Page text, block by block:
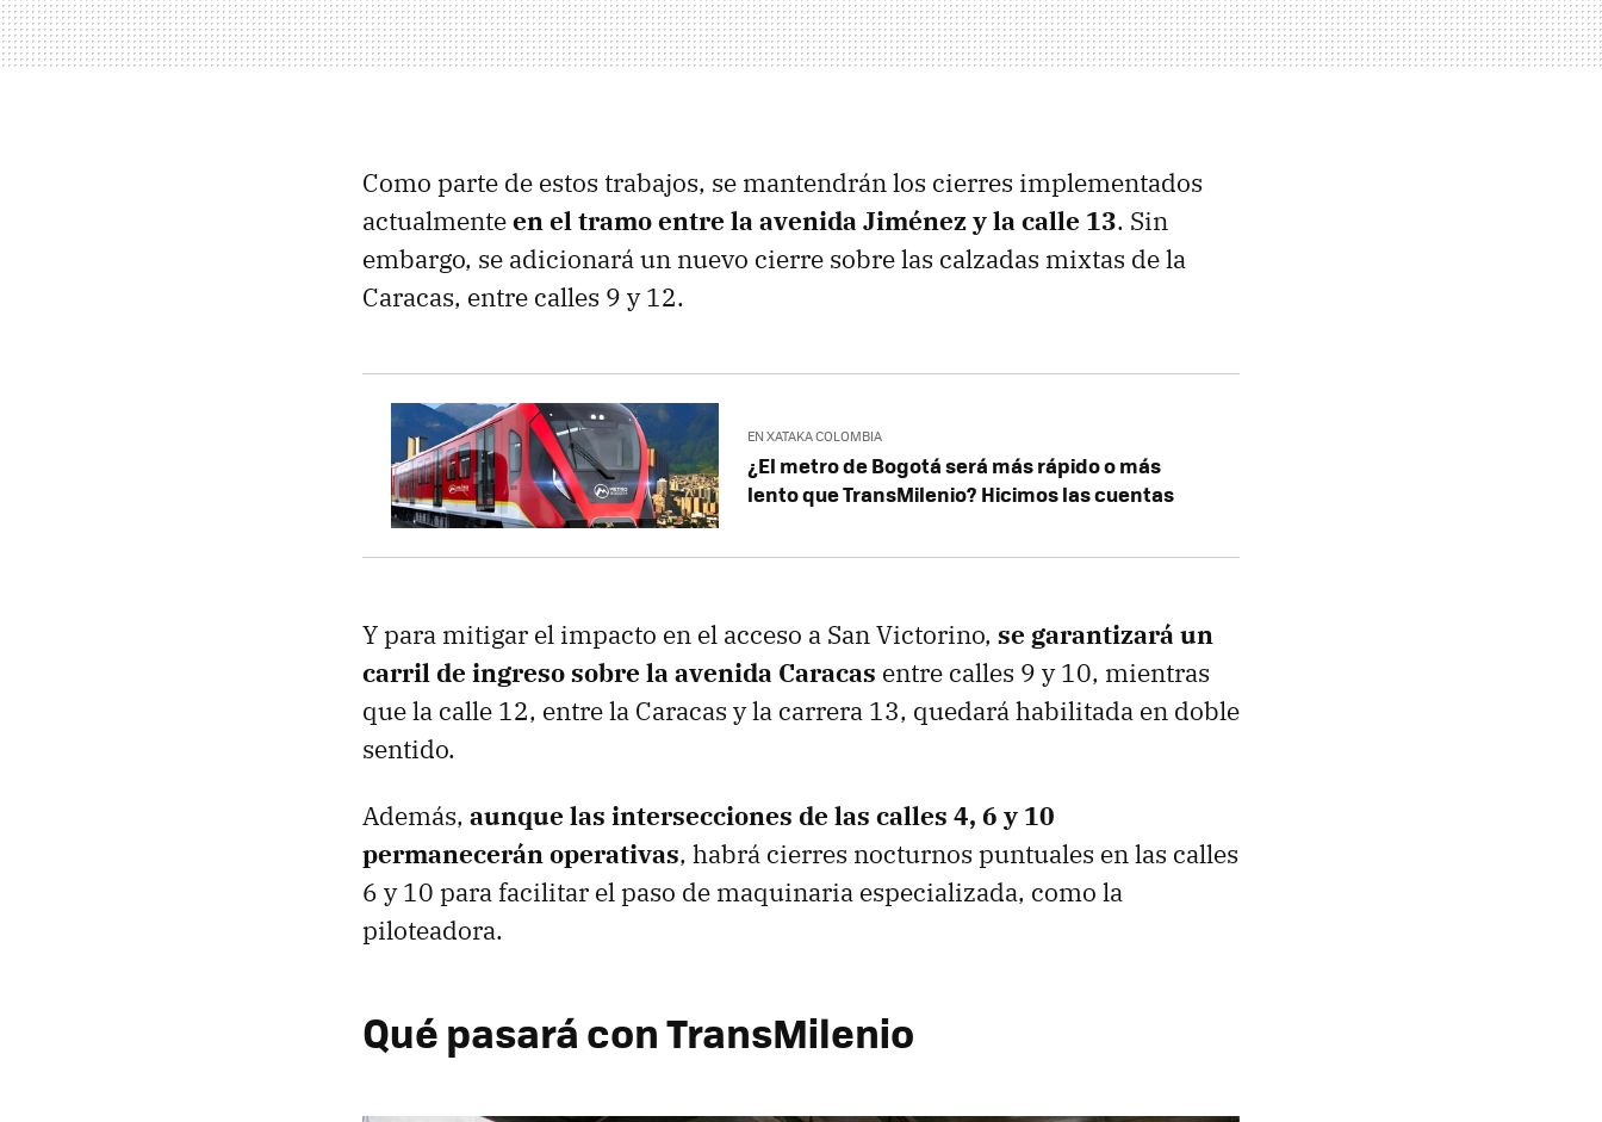
Como parte de estos trabajos, se mantendrán los cierres implementados
actualmenteen el tramo entre la avenida Jiménez y la calle 13. Sin
embargo, se adicionará un nuevo cierre sobre las calzadas mixtas de la
Caracas, entre calles 9 y 12.
EN XATAKA COLOMBIA
¿El metro de Bogotá será más rápido o más
lento que TransMilenio? Hicimos las cuentas
Y para mitigar el impacto en el acceso a San Victorino, se garantizará un
carril de ingreso sobre la avenida Caracas entre calles 9 y 10, mientras
que la calle 12, entre la Caracas y la carrera 13, quedará habilitada en doble
sentido.
Además, aunque las intersecciones de las calles 4, 6 y 10
permanecerán operativas, habrá cierres nocturnos puntuales en las calles
6 y 10 para facilitar el paso de maquinaria especializada, como la
piloteadora.
Qué pasará con TransMilenio